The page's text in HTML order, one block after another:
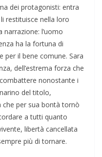
dei protagonisti: entra
restituisce nella loro
narrazione: l’uomo
ha la fortuna di
per il bene comune. Sara
dell’estrema forza che
nonostante i
del titolo,
che per sua bontà tornò
a tutti quanto
libertà cancellata
più di tornare.